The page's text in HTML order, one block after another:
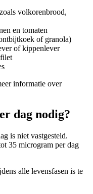
volkorenbrood,
en tomaten
of granola)
of kippenlever
informatie over
dag nodig?
is niet vastgesteld.
35 microgram per dag
alle levensfasen is te